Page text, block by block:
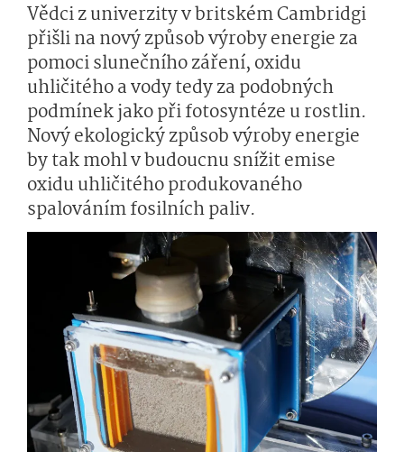
Vědci z univerzity v britském Cambridgi
přišli na nový způsob výroby energie za
pomoci slunečního záření, oxidu
uhličitého a vody tedy za podobných
podmínek jako při fotosyntéze u rostlin.
Nový ekologický způsob výroby energie
by tak mohl v budoucnu snížit emise
oxidu uhličitého produkovaného
spalováním fosilních paliv.